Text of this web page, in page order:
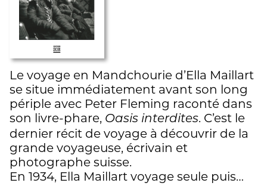
Le voyage en Mandchourie d’Ella Maillart
se situe immédiatement avant son long
périple avec Peter Fleming raconté dans
son livre-phare, Oasis interdites. C’est le
dernier récit de voyage à découvrir de la
grande voyageuse, écrivain et
photographe suisse.
En 1934, Ella Maillart voyage seule puis…